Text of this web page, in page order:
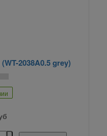
2038A0.5 grey)